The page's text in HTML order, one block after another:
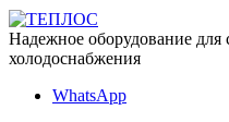
Надежное оборудование для
холодоснабжения
WhatsApp